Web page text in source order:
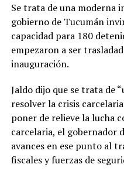
Se trata de una moderna
gobierno de Tucumán
capacidad para 180
empezaron a ser
inauguración.
Jaldo dijo que se trata de
resolver la crisis
poner de relieve la lucha
carcelaria, el gobernador
avances en ese punto al
fiscales y fuerzas de